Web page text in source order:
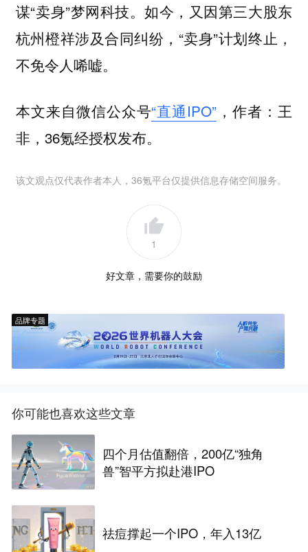
谋“卖身”梦网科技。如今，又因第三大股东
杭州橙祥涉及合同纠纷，“卖身”计划终止，
不免令人唏嘘。
本文来自微信公众号“直通IPO” ，作者：王
非，36氪经授权发布。
该文观点仅代表作者本人，36氪平台仅提供信息存储空间服务。
1
好文章，需要你的鼓励
品牌专题
你可能也喜欢这些文章
四个月估值翻倍，200亿“独角
兽”智平方拟赴港IPO
祛痘撑起一个IPO，年入13亿